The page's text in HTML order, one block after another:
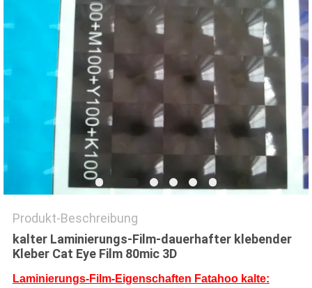
Produkt-Beschreibung
kalter Laminierungs-Film-dauerhafter klebender
Kleber Cat Eye Film 80mic 3D
Laminierungs-Film-Eigenschaften Fatahoo kalte: